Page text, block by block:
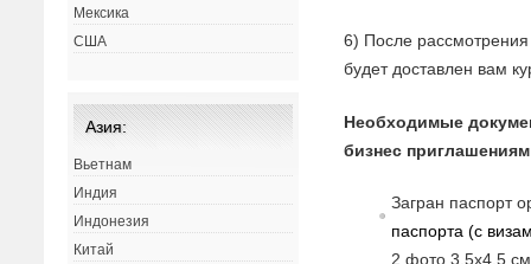
6) После рассмотрения
будет доставлен вам
Необходимые
бизнес
Загран паспорт
паспорта (с в
2 фото 3,5х4,5
Мексика
США
Азия:
Вьетнам
Индия
Индонезия
Китай